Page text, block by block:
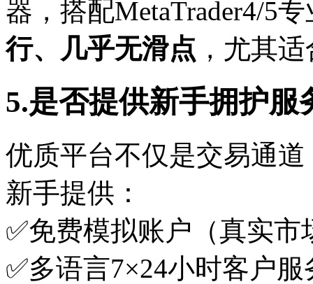
器，搭配MetaTrader4/5
行、几乎无滑点 ，尤其
5.是否提供新手拥护服
优质平台不仅是交易通
新手提供：
✅免费模拟账户（真实市
✅多语言7×24小时客户服